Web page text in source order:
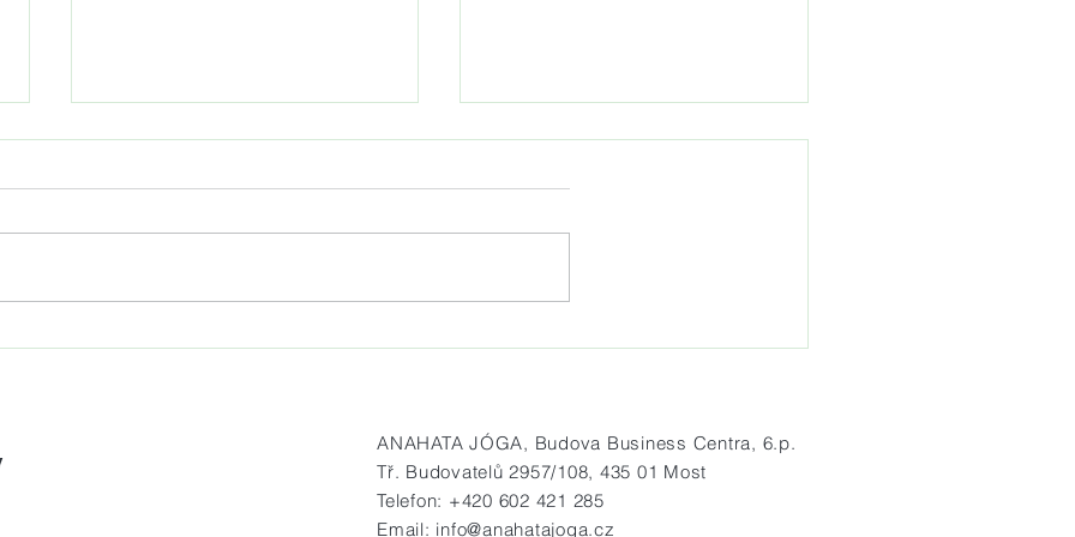
ANAHATA JÓGA, Budova Business Centra, 6.p.
Tř. Budovatelů 2957/108, 435 01 Most
Telefon: +420 602 421 285
Email: info@anahatajoga.cz